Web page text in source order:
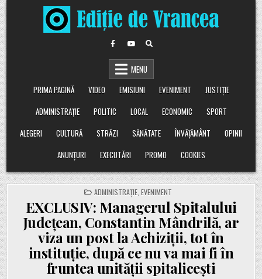
Skip
to
content
MENU
PRIMA PAGINĂ
VIDEO EMISIUNI EVENIMENT
JUSTIȚIE
ADMINISTRAȚIE
POLITIC LOCAL ECONOMIC
SPORT
ALEGERI
CULTURĂ STRĂZI SĂNĂTATE ÎNVĂȚĂMÂNT
OPINII
ANUNȚURI
EXECUTĂRI PROMO COOKIES
POSTED
IN
ADMINISTRAȚIE EVENIMENT
EXCLUSIV: Managerul Spitalului
Județean, Constantin Mândrilă, ar
viza un post la Achiziții, tot în
instituție, după ce nu va mai fi în
fruntea unității spitalicești